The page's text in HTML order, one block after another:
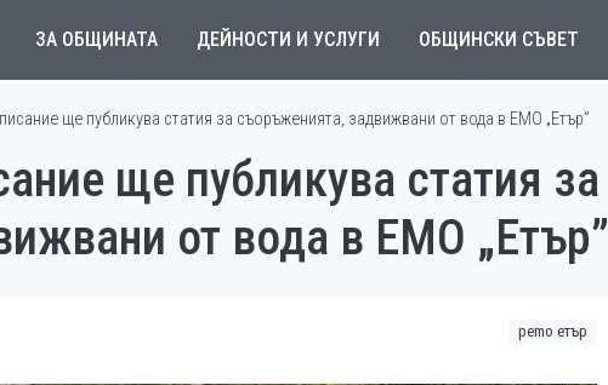
ЗА ОБЩИНАТА ДЕЙНОСТИ И УСЛУГИ ОБЩИНСКИ СЪВЕТ
ще публикува статия за съоръженията, задвижвани от вода в ЕМО „Етър”
ще публикува статия за
от вода в ЕМО „Етър”
рemo етър